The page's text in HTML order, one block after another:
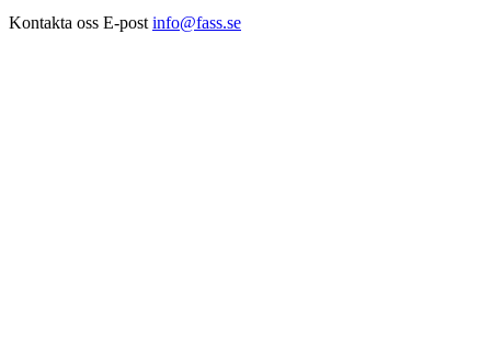
Kontakta oss E-post info@fass.se